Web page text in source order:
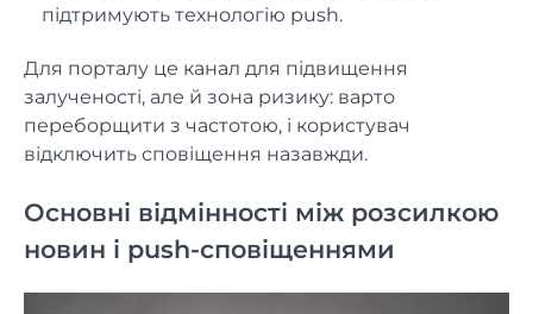
підтримують технологію push.
Для порталу це канал для підвищення
залученості, але й зона ризику: варто
переборщити з частотою, і користувач
відключить сповіщення назавжди.
Основні відмінності між розсилкою
новин і push-сповіщеннями